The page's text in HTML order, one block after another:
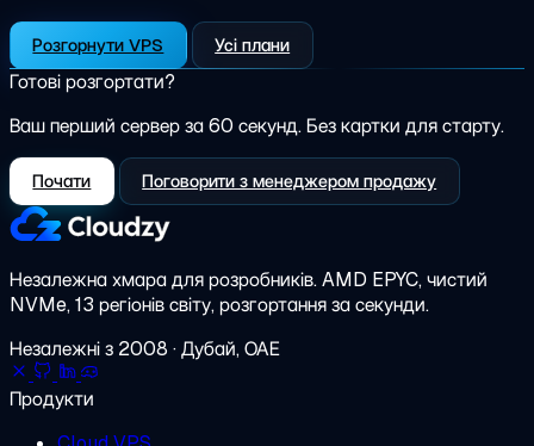
Розгорнути VPS Усі плани
Готові розгортати?
Ваш перший сервер за 60 секунд. Без картки для старту.
Почати Поговорити з менеджером продажу
Незалежна хмара для розробників.AMD EPYC, чистий
NVMe, 13 регіонів світу, розгортання за секунди.
Незалежні з 2008 · Дубай, ОАЕ
Продукти